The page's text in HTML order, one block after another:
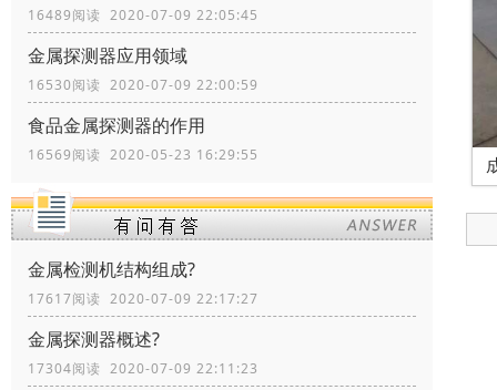
16489阅读 2020-07-09 22:05:45
金属探测器应用领域
16530阅读 2020-07-09 22:00:59
食品金属探测器的作用
16569阅读 2020-05-23 16:29:55
金属检测机结构组成?
17617阅读 2020-07-09 22:17:27
金属探测器概述?
17304阅读 2020-07-09 22:11:23